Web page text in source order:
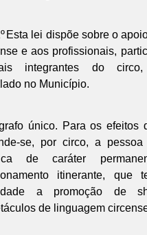
Esta lei dispõe sobre o
e aos profissionais,
integrantes do
no Município.
único. Para os efeitos
se, por circo, a
de caráter
itinerante, que
a promoção de
de linguagem